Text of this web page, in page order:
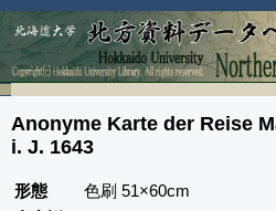
Anonyme Karte der Reise
i. J. 1643
形態
色刷 51×60cm